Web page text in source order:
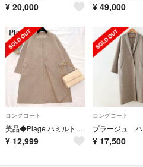
¥ 20,000 ¥ 49,000
ロングコート
美品◆Plage ハミルトン ノーカラーコート ウール100%◇ベージュ 38
¥ 12,999
ロングコート
¥ 17,500